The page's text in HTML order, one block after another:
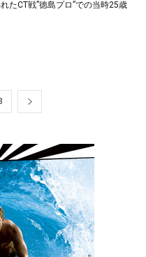
たCT戦”徳島プロ”での当時25歳